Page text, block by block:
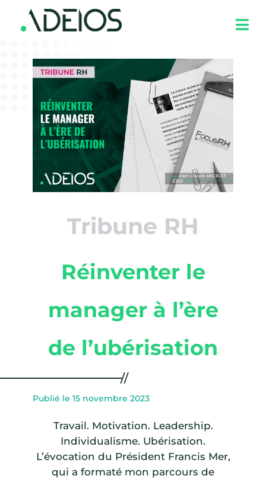
Tribune RH
Réinventer le
manager à l’ère
de l’ubérisation
Publié le 15 novembre 2023
Travail. Motivation. Leadership.
Individualisme. Ubérisation.
L’évocation du Président Francis Mer,
qui a formaté mon parcours de